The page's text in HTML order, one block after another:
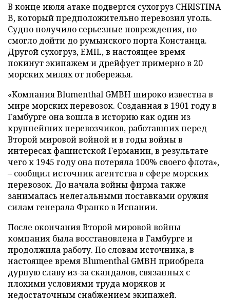
В конце июля атаке подвергся сухогруз CHRISTINA
B, который предположительно перевозил уголь.
Судно получило серьезные повреждения, но
смогло дойти до румынского порта Констанца.
Другой сухогруз, EMIL, в настоящее время
покинут экипажем и дрейфует примерно в 20
морских милях от побережья.
«Компания Blumenthal GMBH широко известна в
мире морских перевозок. Созданная в 1901 году в
Гамбурге она вошла в историю как один из
крупнейших перевозчиков, работавших перед
Второй мировой войной и в годы войны в
интересах фашистской Германии, в результате
чего к 1945 году она потеряла 100% своего флота»,
– сообщил источник агентства в сфере морских
перевозок. До начала войны фирма также
занималась нелегальными поставками оружия
силам генерала Франко в Испании.
После окончания Второй мировой войны
компания была восстановлена в Гамбурге и
продолжила работу. По словам источника, в
настоящее время Blumenthal GMBH приобрела
дурную славу из-за скандалов, связанных с
плохими условиями труда моряков и
недостаточным снабжением экипажей.